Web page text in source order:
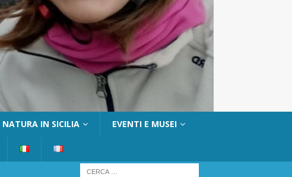
NATURA IN SICILIA EVENTI E MUSEI